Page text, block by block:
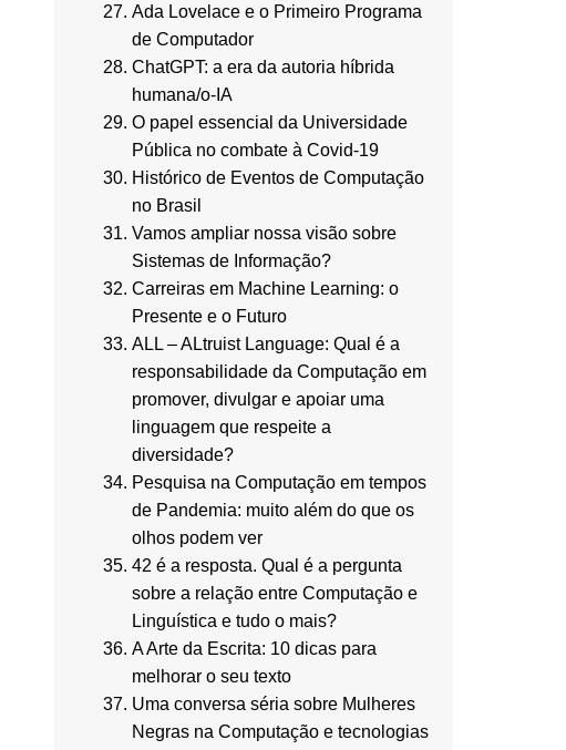
Ada Lovelace e o Primeiro Programa
de Computador
ChatGPT: a era da autoria híbrida
humana/o-IA
O papel essencial da Universidade
Pública no combate à Covid-19
Histórico de Eventos de Computação
no Brasil
Vamos ampliar nossa visão sobre
Sistemas de Informação?
Carreiras em Machine Learning: o
Presente e o Futuro
ALL – ALtruist Language: Qual é a
responsabilidade da Computação em
promover, divulgar e apoiar uma
linguagem que respeite a
diversidade?
Pesquisa na Computação em tempos
de Pandemia: muito além do que os
olhos podem ver
42 é a resposta. Qual é a pergunta
sobre a relação entre Computação e
Linguística e tudo o mais?
A Arte da Escrita: 10 dicas para
melhorar o seu texto
Uma conversa séria sobre Mulheres
Negras na Computação e tecnologias